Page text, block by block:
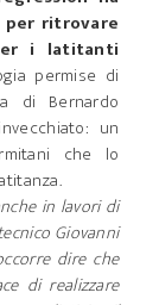
ritrovare
i latitanti
permise di
di Bernardo
un
che lo
in lavori di
Giovanni
dire che
di realizzare